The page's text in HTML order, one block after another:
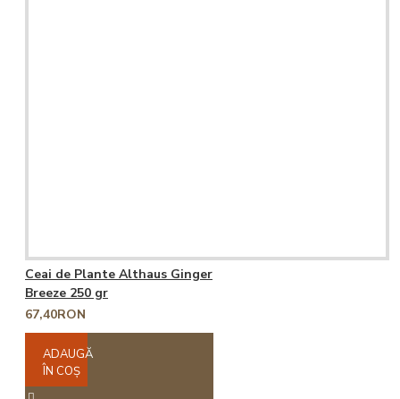
Ceai de Plante Althaus Ginger
Breeze 250 gr
67,40RON
ADAUGĂ
ÎN COŞ